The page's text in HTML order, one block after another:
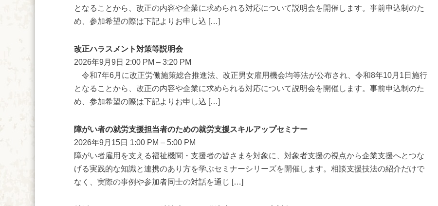
となることから、改正の内容や企業に求められる対応について説明会を開催します。事前申込制のた
め、参加希望の際は下記よりお申し込 […]
改正ハラスメント対策等説明会
2026年9月9日 2:00 PM – 3:20 PM
令和7年6月に改正労働施策総合推進法、改正男女雇用機会均等法が公布され、令和8年10月1日施行
となることから、改正の内容や企業に求められる対応について説明会を開催します。事前申込制のた
め、参加希望の際は下記よりお申し込 […]
障がい者の就労支援担当者のための就労支援スキルアップセミナー
2026年9月15日 1:00 PM – 5:00 PM
障がい者雇用を支える福祉機関・支援者の皆さまを対象に、対象者支援の視点から企業支援へとつな
げる実践的な知識と連携のあり方を学ぶセミナーシリーズを開催します。相談支援技法の紹介だけで
なく、実際の事例や参加者同士の対話を通じ […]